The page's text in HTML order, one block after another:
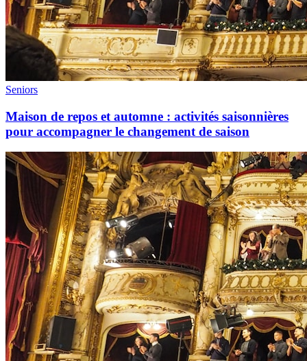
Seniors
Maison de repos et automne : activités saisonnières
pour accompagner le changement de saison